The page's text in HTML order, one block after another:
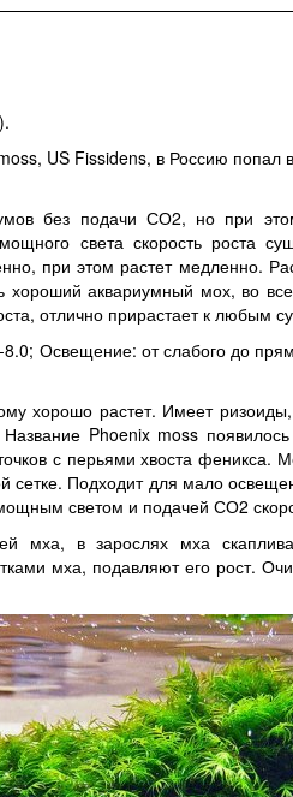
US Fissidens, в Россию попал
без подачи СО2, но при
света скорость роста
при этом растет медленно.
хороший аквариумный мох, во
отлично прирастает к любым
Освещение: от слабого до
хорошо растет. Имеет
Phoenix moss
с перьями хвоста
сетке. Подходит для мало
светом и подачей СО2
мха, в зарослях мха
мха, подавляют его рост.